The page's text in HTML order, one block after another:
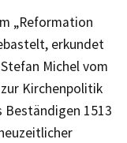
„Reformation
erkundet
Michel vom
Kirchenpolitik
Beständigen 1513